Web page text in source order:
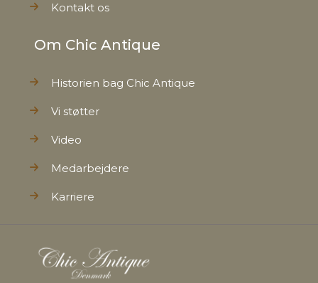
Kontakt os
Om Chic Antique
Historien bag Chic Antique
Vi støtter
Video
Medarbejdere
Karriere